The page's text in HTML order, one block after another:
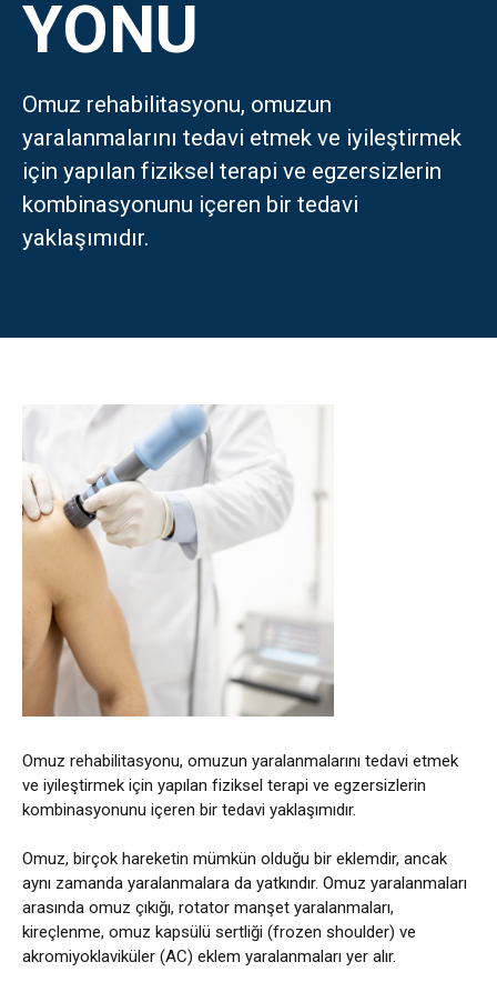
Türkçe
العربية(Arapça)
Français Fransızca
Deutsch(Almanca)
English(İngilizce
Español ( İspanyolca
YONU
Omuz rehabilitasyonu, omuzun
yaralanmalarını tedavi etmek ve iyileştirmek
için yapılan fiziksel terapi ve egzersizlerin
kombinasyonunu içeren bir tedavi
yaklaşımıdır.
Omuz rehabilitasyonu, omuzun yaralanmalarını tedavi etmek
ve iyileştirmek için yapılan fiziksel terapi ve egzersizlerin
kombinasyonunu içeren bir tedavi yaklaşımıdır.
Omuz, birçok hareketin mümkün olduğu bir eklemdir, ancak
aynı zamanda yaralanmalara da yatkındır. Omuz yaralanmaları
arasında omuz çıkığı, rotator manşet yaralanmaları,
kireçlenme, omuz kapsülü sertliği (frozen shoulder) ve
akromiyoklaviküler (AC) eklem yaralanmaları yer alır.